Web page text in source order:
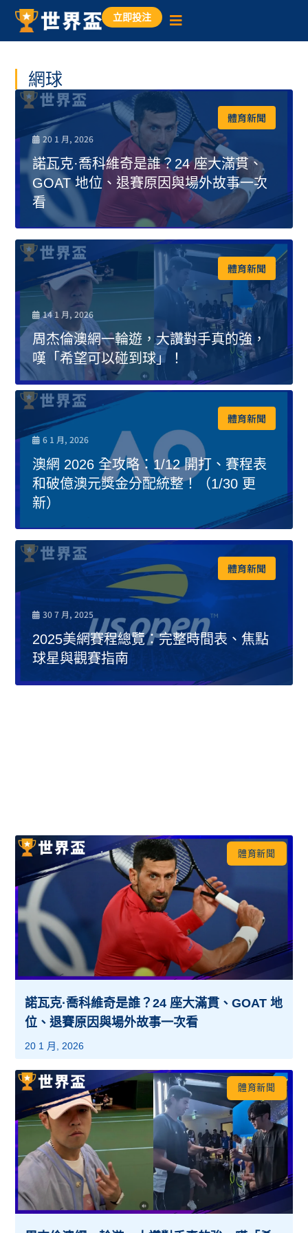
立即投注
網球
體育新聞
20 1 月, 2026
諾瓦克·喬科維奇是誰？24 座大滿貫、
GOAT 地位、退賽原因與場外故事一次
看
體育新聞
14 1 月, 2026
周杰倫澳網一輪遊，大讚對手真的強，
嘆「希望可以碰到球」！
體育新聞
6 1 月, 2026
澳網 2026 全攻略：1/12 開打、賽程表
和破億澳元獎金分配統整！（1/30 更
新）
體育新聞
30 7 月, 2025
2025美網賽程總覽：完整時間表、焦點
球星與觀賽指南
體育新聞
諾瓦克·喬科維奇是誰？24 座大滿貫、GOAT 地
位、退賽原因與場外故事一次看
20 1 月, 2026
體育新聞